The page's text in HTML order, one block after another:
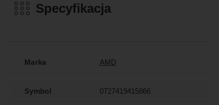
Specyfikacja
Marka AMD
Symbol 0727419415866